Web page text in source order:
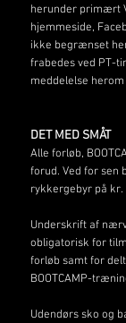
herunder primært
hjemmeside,
ikke begrænset
frabedes ved PT-
meddelelse
DET MED SMÅT
Alle forløb,
forud. Ved for sen
rykkergebyr på kr.
Underskrift af
obligatorisk for
forløb samt for
BOOTCAMP-
Udendørs sko og